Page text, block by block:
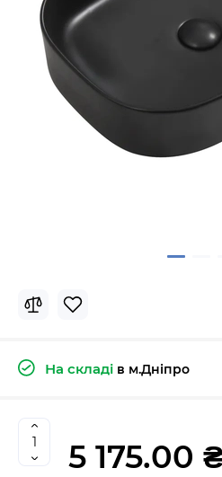
На складі в м.Дніпро
5 175.00